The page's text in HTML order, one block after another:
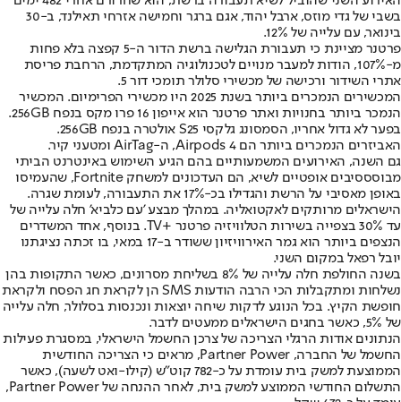
בשבי של גדי מוזס, ארבל יהוד, אגם ברגר וחמישה אזרחי תאילנד, ב-30
בינואר, עם עלייה של 12%.
פרטנר מציינת כי תעבורת הגלישה ברשת הדור ה-5 קפצה בלא פחות
מ-107%, הודות למעבר מנויים לטכנולוגיה המתקדמת, הרחבת פריסת
אתרי השידור ורכישה של מכשירי סלולר תומכי דור 5.
המכשירים הנמכרים ביותר בשנת 2025 היו מכשירי הפרימיום. המכשיר
הנמכר ביותר בחנויות ואתר פרטנר הוא אייפון 16 פרו מקס בנפח 256GB.
בפער לא גדול אחריו, הסמסונג גלקסי S25 אולטרה בנפח 256GB.
האביזרים הנמכרים ביותר הם Airpods 4, ה-AirTag ומטעני קיר.
גם השנה, האירועים המשמעותיים בהם הגיע השימוש באינטרנט הביתי
מבוסססיבים אופטיים לשיא, הם העדכונים למשחק Fortnite, שהעמיסו
באופן מאסיבי על הרשת והגדילו בכ-17% את התעבורה, לעומת שגרה.
הישראלים מרותקים לאקטואליה. במהלך מבצע 'עם כלביא' חלה עלייה של
עד 30% בצפייה בשירות הטלוויזיה פרטנר +TV. בנוסף, אחד המשדרים
הנצפים ביותר הוא גמר האירוויזיון ששודר ב-17 במאי, בו זכתה נציגתנו
יובל רפאל במקום השני.
בשנה החולפת חלה עלייה של 8% בשליחת מסרונים, כאשר התקופות בהן
נשלחות ומתקבלות הכי הרבה הודעות SMS הן לקראת חג הפסח ולקראת
חופשת הקיץ. בכל הנוגע לדקות שיחה יוצאות ונכנסות בסלולר, חלה עלייה
של 5%, כאשר בחגים הישראלים ממעטים לדבר.
הנתונים אודות הרגלי הצריכה של צרכן החשמל הישראלי, במסגרת פעילות
החשמל של החברה, Partner Power, מראים כי הצריכה החודשית
הממוצעת למשק בית עומדת על כ-782 קוט"ש (קילו-ואט לשעה), כאשר
התשלום החודשי הממוצע למשק בית, לאחר ההנחה של Partner Power,